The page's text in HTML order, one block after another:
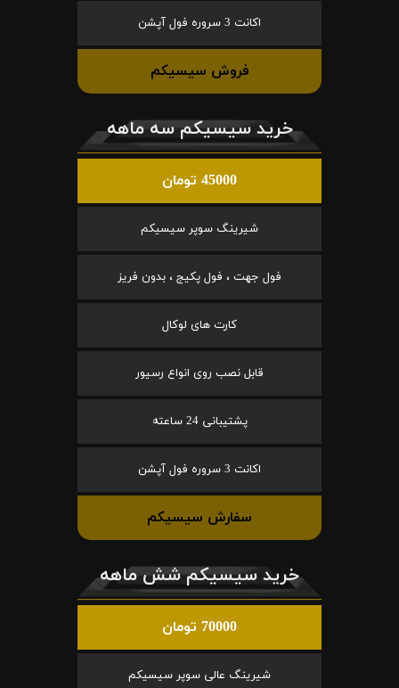
اکانت 3 سروره فول آپشن
فروش سیسیکم
خرید سیسیکم سه ماهه
45000 تومان
شیرینگ سوپر سیسیکم
فول جهت ، فول پکیج ، بدون فریز
کارت های لوکال
قابل نصب روی انواع رسیور
پشتیبانی 24 ساعته
اکانت 3 سروره فول آپشن
سفارش سیسیکم
خرید سیسیکم شش ماهه
70000 تومان
شیرینگ عالی سوپر سیسیکم